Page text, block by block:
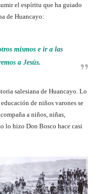
el espíritu que ha guiado
de Huancayo:
mismos e ir a las
a Jesús.
salesiana de Huancayo. Lo
de niños varones se
a niños, niñas,
lo hizo Don Bosco hace casi